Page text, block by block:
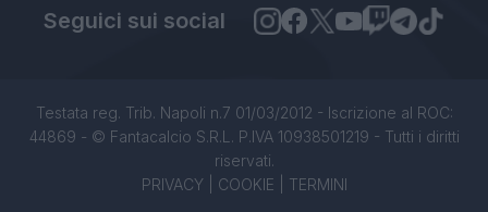
Seguici sui social
Testata reg. Trib. Napoli n.7 01/03/2012 - Iscrizione al ROC:
44869 - © Fantacalcio S.R.L. P.IVA 10938501219 - Tutti i diritti
riservati.
PRIVACY| COOKIE TERMINI